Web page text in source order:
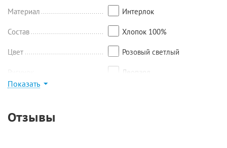
Материал Интерлок
Состав Хлопок 100%
Цвет Розовый светлый
Леопард
Показать
Отзывы